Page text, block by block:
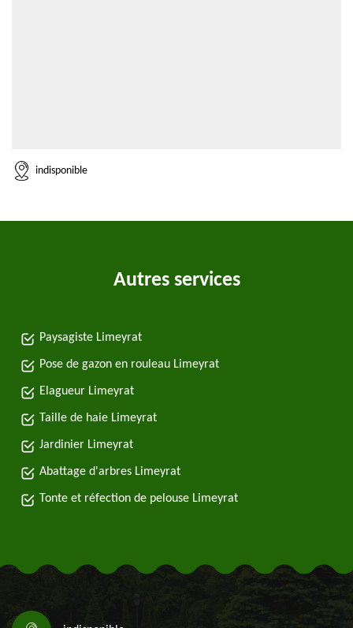
indisponible
Autres services
Paysagiste Limeyrat
Pose de gazon en rouleau Limeyrat
Elagueur Limeyrat
Taille de haie Limeyrat
Jardinier Limeyrat
Abattage d'arbres Limeyrat
Tonte et réfection de pelouse Limeyrat